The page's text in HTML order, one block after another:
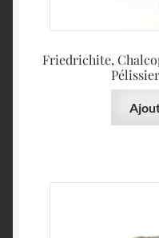
Friedrichite,